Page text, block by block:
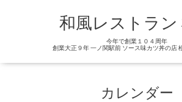
和風レストラン
今年で創業１０４周年
創業大正９年 一ノ関駅前 ソース味カツ丼の店
カレンダー